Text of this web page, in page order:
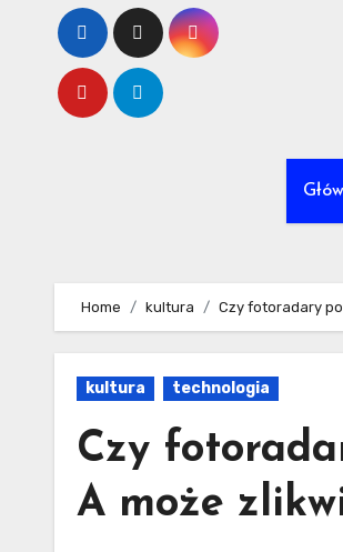
content
Home kultura Czy fotoradary
kultura technologia
Czy
A może